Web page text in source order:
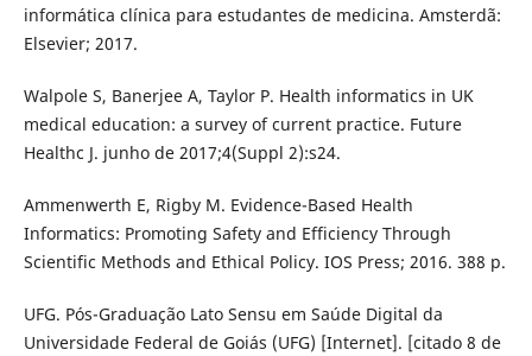
informática clínica para estudantes de medicina. Amsterdã:
Elsevier; 2017.
Walpole S, Banerjee A, Taylor P. Health informatics in UK
medical education: a survey of current practice. Future
Healthc J. junho de 2017;4(Suppl 2):s24.
Ammenwerth E, Rigby M. Evidence-Based Health
Informatics: Promoting Safety and Efficiency Through
Scientific Methods and Ethical Policy. IOS Press; 2016. 388 p.
UFG. Pós-Graduação Lato Sensu em Saúde Digital da
Universidade Federal de Goiás (UFG) [Internet]. [citado 8 de